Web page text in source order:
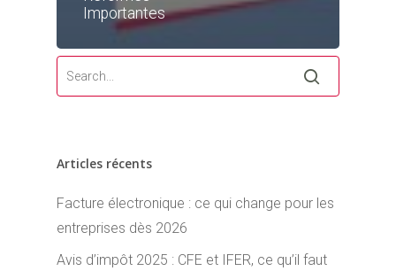
Importantes
Articles récents
Facture électronique : ce qui change pour les
entreprises dès 2026
Avis d’impôt 2025 : CFE et IFER, ce qu’il faut